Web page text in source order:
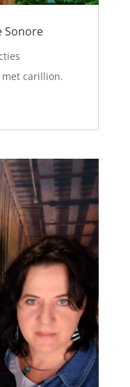
Sonore
carillion.